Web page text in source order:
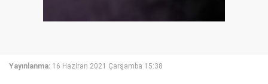
Yayınlanma: 16 Haziran 2021 Çarşamba 15:38